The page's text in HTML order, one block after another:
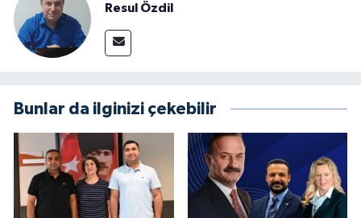
Resul Özdil
Bunlar da ilginizi çekebilir